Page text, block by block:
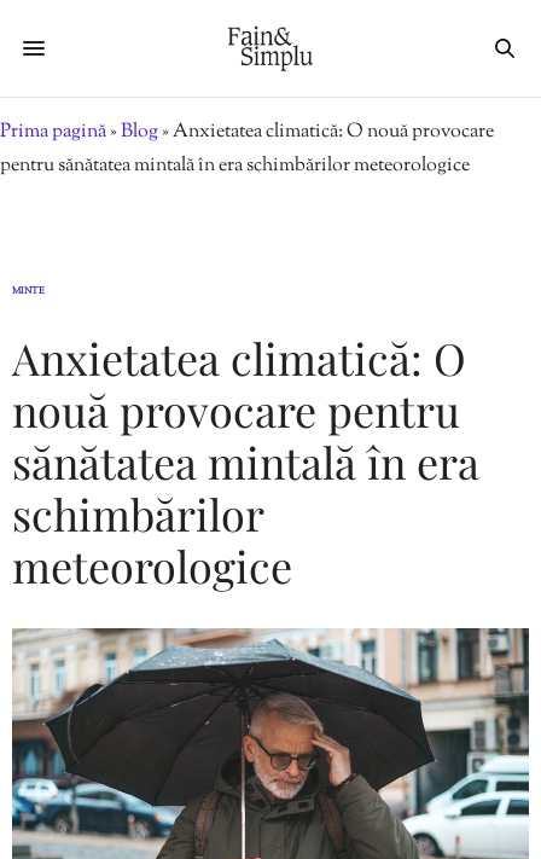
Prima pagină»Blog»Anxietatea climatică: O nouă provocare
pentru sănătatea mintală în era schimbărilor meteorologice
MINTE
Anxietatea climatică: O
nouă provocare pentru
sănătatea mintală în era
schimbărilor
meteorologice